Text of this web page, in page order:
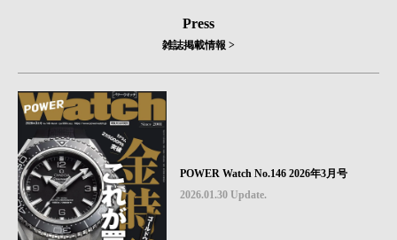
Press
雑誌掲載情報 >
POWER Watch No.146 2026年3月号
2026.01.30 Update.